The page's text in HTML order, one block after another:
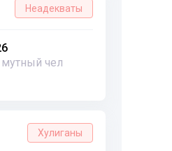
Неадекваты
мутный чел
Хулиганы